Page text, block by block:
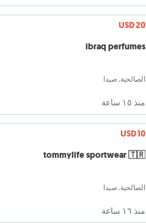
USD 20
ibraq perfumes
الصالحية, صيدا
منذ ١٥ ساعة
USD 10
tommylife sportwear 🇹🇷
الصالحية, صيدا
منذ ١٦ ساعة